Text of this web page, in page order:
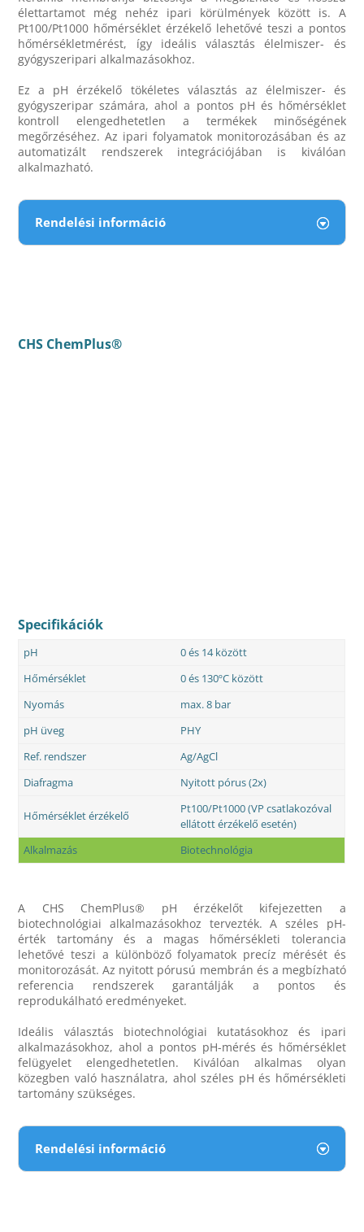
élettartamot még nehéz ipari körülmények között is. A
Pt100/Pt1000 hőmérséklet érzékelő lehetővé teszi a pontos
hőmérsékletmérést, így ideális választás élelmiszer- és
gyógyszeripari alkalmazásokhoz.
Ez a pH érzékelő tökéletes választás az élelmiszer- és
gyógyszeripar számára, ahol a pontos pH és hőmérséklet
kontroll elengedhetetlen a termékek minőségének
megőrzéséhez. Az ipari folyamatok monitorozásában és az
automatizált rendszerek integrációjában is kiválóan
alkalmazható.
Rendelési információ
CHS ChemPlus®
Specifikációk
pH
0 és 14 között
Hőmérséklet
0 és 130ºC között
Nyomás
max. 8 bar
pH üveg
PHY
Ref. rendszer
Ag/AgCl
Diafragma
Nyitott pórus (2x)
Hőmérséklet érzékelő
Pt100/Pt1000 (VP csatlakozóval
ellátott érzékelő esetén)
Alkalmazás
Biotechnológia
A CHS ChemPlus® pH érzékelőt kifejezetten a
biotechnológiai alkalmazásokhoz tervezték. A széles pH-
érték tartomány és a magas hőmérsékleti tolerancia
lehetővé teszi a különböző folyamatok precíz mérését és
monitorozását. Az nyitott pórusú membrán és a megbízható
referencia rendszerek garantálják a pontos és
reprodukálható eredményeket.
Ideális választás biotechnológiai kutatásokhoz és ipari
alkalmazásokhoz, ahol a pontos pH-mérés és hőmérséklet
felügyelet elengedhetetlen. Kiválóan alkalmas olyan
közegben való használatra, ahol széles pH és hőmérsékleti
tartomány szükséges.
Rendelési információ